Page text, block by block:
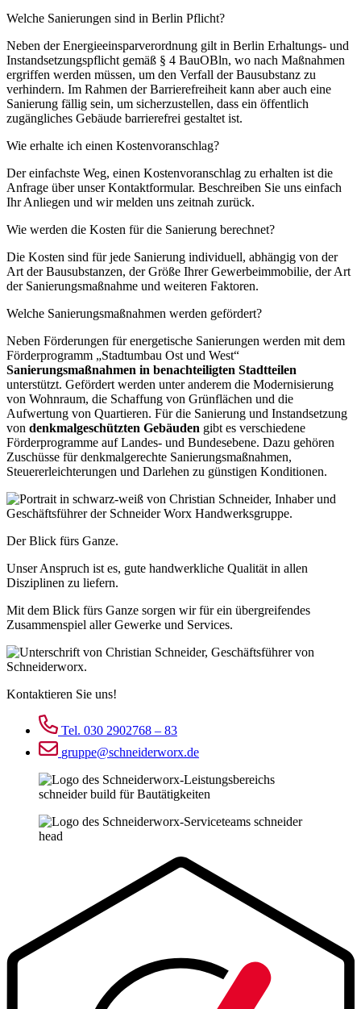
Welche Sanierungen sind in Berlin Pflicht?
Neben der Energieeinsparverordnung gilt in Berlin Erhaltungs- und
Instandsetzungspflicht gemäß § 4 BauOBln, wo nach Maßnahmen
ergriffen werden müssen, um den Verfall der Bausubstanz zu
verhindern. Im Rahmen der Barrierefreiheit kann aber auch eine
Sanierung fällig sein, um sicherzustellen, dass ein öffentlich
zugängliches Gebäude barrierefrei gestaltet ist.
Wie erhalte ich einen Kostenvoranschlag?
Der einfachste Weg, einen Kostenvoranschlag zu erhalten ist die
Anfrage über unser Kontaktformular. Beschreiben Sie uns einfach
Ihr Anliegen und wir melden uns zeitnah zurück.
Wie werden die Kosten für die Sanierung berechnet?
Die Kosten sind für jede Sanierung individuell, abhängig von der
Art der Bausubstanzen, der Größe Ihrer Gewerbeimmobilie, der Art
der Sanierungsmaßnahme und weiteren Faktoren.
Welche Sanierungsmaßnahmen werden gefördert?
Neben Förderungen für energetische Sanierungen werden mit dem
Förderprogramm „Stadtumbau Ost und West“
Sanierungsmaßnahmen in benachteiligten Stadtteilen
unterstützt. Gefördert werden unter anderem die Modernisierung
von Wohnraum, die Schaffung von Grünflächen und die
Aufwertung von Quartieren. Für die Sanierung und Instandsetzung
von denkmalgeschützten Gebäuden gibt es verschiedene
Förderprogramme auf Landes- und Bundesebene. Dazu gehören
Zuschüsse für denkmalgerechte Sanierungsmaßnahmen,
Steuererleichterungen und Darlehen zu günstigen Konditionen.
Der Blick fürs Ganze.
Unser Anspruch ist es, gute handwerkliche Qualität in allen
Disziplinen zu liefern.
Mit dem Blick fürs Ganze sorgen wir für ein übergreifendes
Zusammenspiel aller Gewerke und Services.
Kontaktieren Sie uns!
Tel. 030 2902768 – 83
gruppe@schneiderworx.de